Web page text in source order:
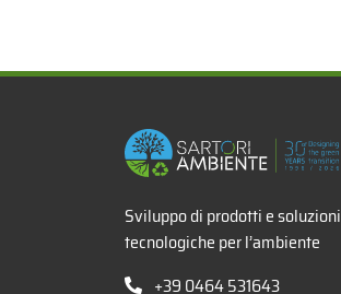
x
Sviluppo di prodotti e soluzioni
tecnologiche per l’ambiente
+39 0464 531643